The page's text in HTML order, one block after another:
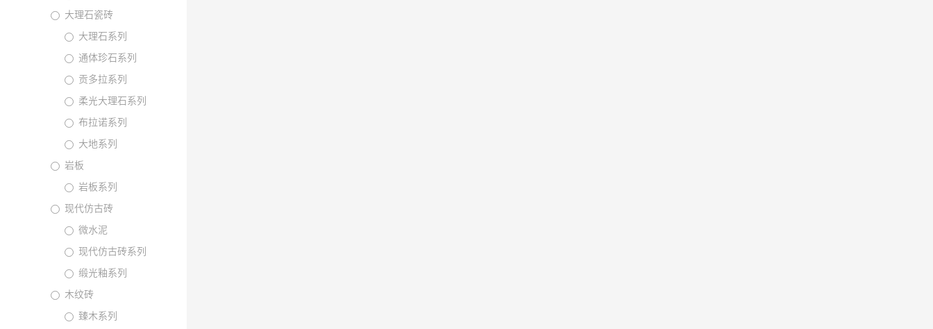
大理石瓷砖
大理石系列
通体珍石系列
贡多拉系列
柔光大理石系列
布拉诺系列
大地系列
岩板
岩板系列
现代仿古砖
微水泥
现代仿古砖系列
缎光釉系列
木纹砖
臻木系列